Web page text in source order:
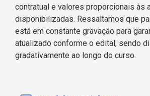
contratual e valores proporcionais às
disponibilizadas. Ressaltamos que
está em constante gravação para
atualizado conforme o edital, sendo
gradativamente ao longo do curso.